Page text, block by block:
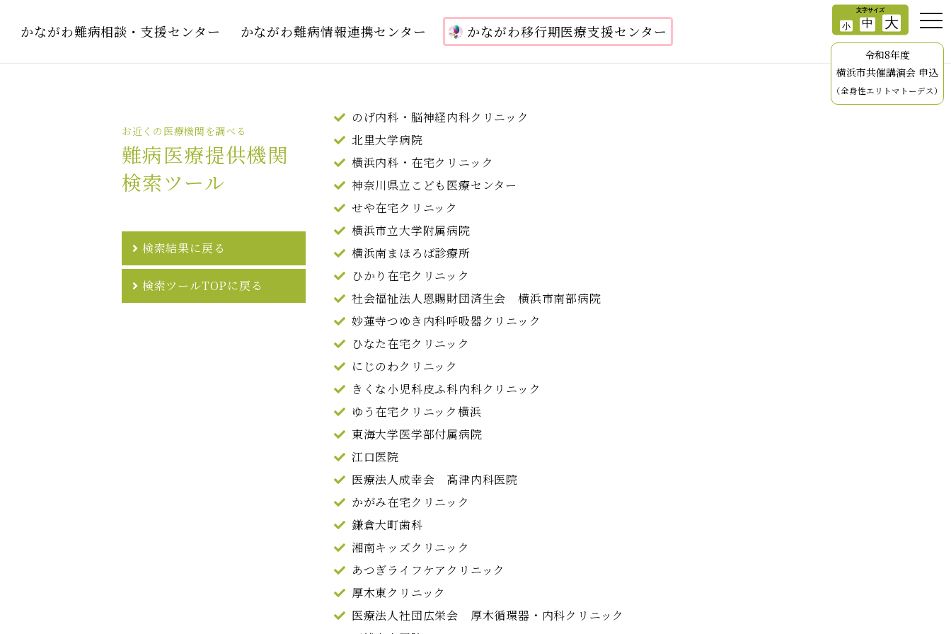
かながわ難病相談・支援センター かながわ難病情報連携センター かながわ移行期医療支援センター
令和8年度
横浜市共催講演会 申込
（全身性エリトマトーデス）
のげ内科・脳神経内科クリニック
北里大学病院
横浜内科・在宅クリニック
神奈川県立こども医療センター
せや在宅クリニック
横浜市立大学附属病院
横浜南まほろば診療所
ひかり在宅クリニック
社会福祉法人恩賜財団済生会 横浜市南部病院
妙蓮寺つゆき内科呼吸器クリニック
ひなた在宅クリニック
にじのわクリニック
きくな小児科皮ふ科内科クリニック
ゆう在宅クリニック横浜
東海大学医学部付属病院
江口医院
医療法人成幸会 髙津内科医院
かがみ在宅クリニック
鎌倉大町歯科
湘南キッズクリニック
あつぎライフケアクリニック
厚木東クリニック
医療法人社団広栄会 厚木循環器・内科クリニック
お近くの医療機関を調べる
難病医療提供機関
検索ツール
検索結果に戻る
検索ツールTOPに戻る